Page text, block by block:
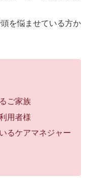
を悩ませている方か
ご家族
用者様
るケアマネジャー